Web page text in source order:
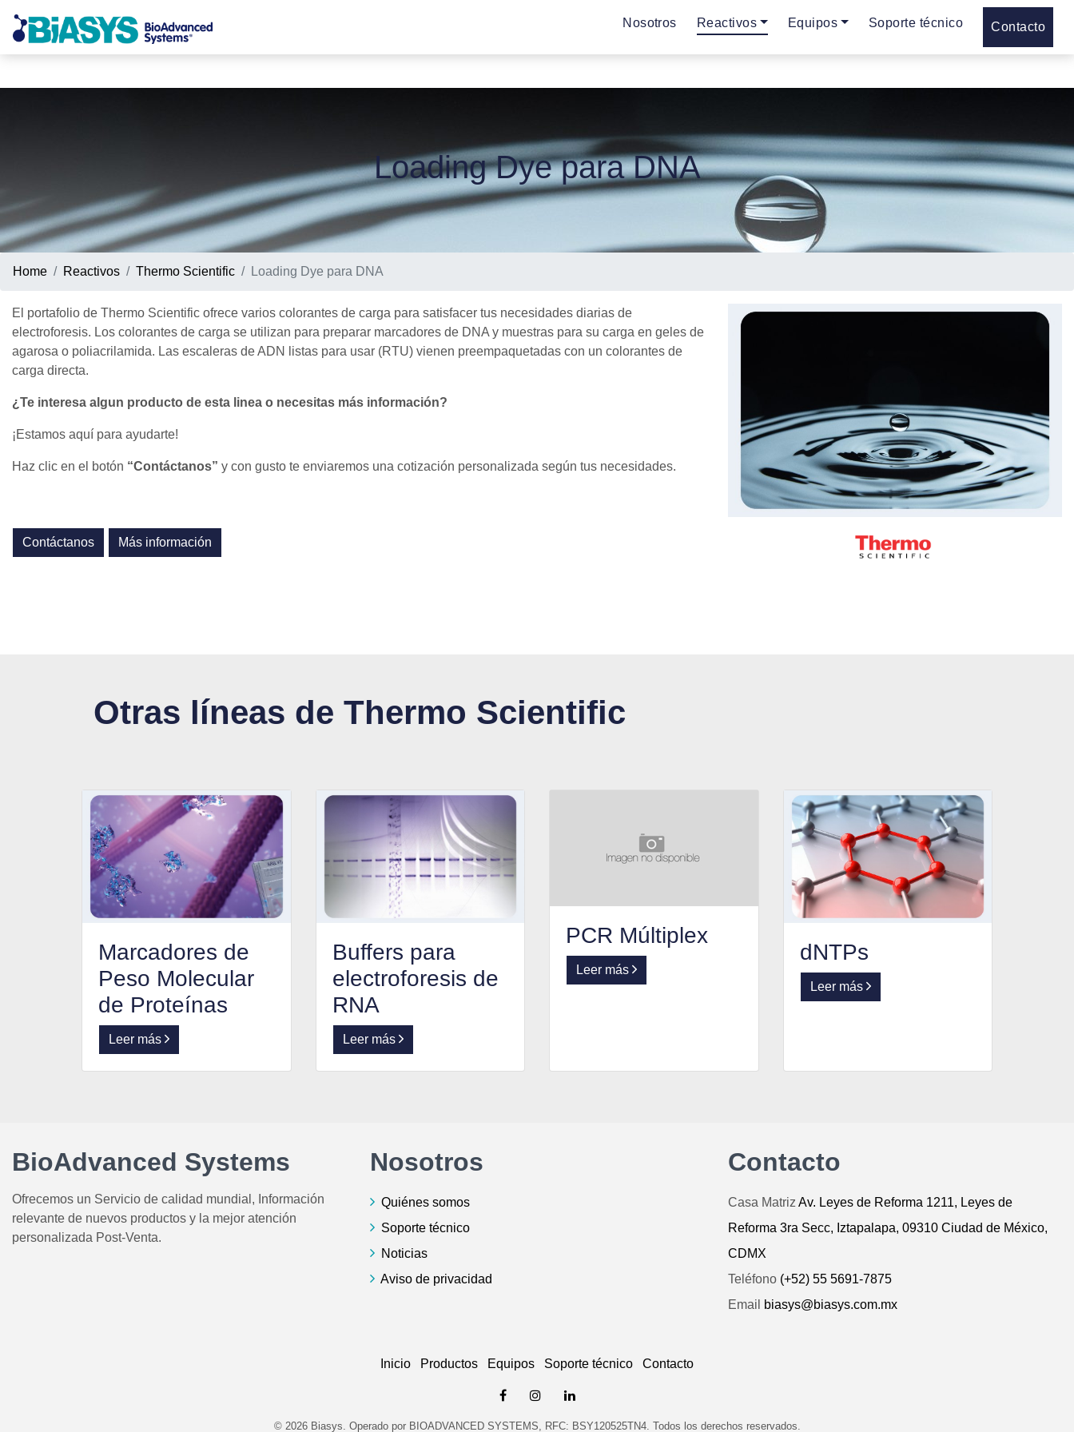
Nosotros Reactivos Equipos Soporte técnico Contacto
Loading Dye para DNA
Home Reactivos Thermo Scientific Loading Dye para DNA
El portafolio de Thermo Scientific ofrece varios colorantes de carga para satisfacer tus necesidades diarias de
electroforesis. Los colorantes de carga se utilizan para preparar marcadores de DNA y muestras para su carga en geles de
agarosa o poliacrilamida. Las escaleras de ADN listas para usar (RTU) vienen preempaquetadas con un colorantes de
carga directa.
¿Te interesa algun producto de esta linea o necesitas más información?
¡Estamos aquí para ayudarte!
Haz clic en el botón “Contáctanos” y con gusto te enviaremos una cotización personalizada según tus necesidades.
Contáctanos Más información
Otras líneas de Thermo Scientific
Marcadores de
Peso Molecular
de Proteínas
Leer más
Buffers para
electroforesis de
RNA
Leer más
PCR Múltiplex
Leer más
dNTPs
Leer más
BioAdvanced Systems
Ofrecemos un Servicio de calidad mundial, Información
relevante de nuevos productos y la mejor atención
personalizada Post-Venta.
Nosotros
Quiénes somos
Soporte técnico
Noticias
Aviso de privacidad
Contacto
Casa Matriz Av. Leyes de Reforma 1211, Leyes de
Reforma 3ra Secc, Iztapalapa, 09310 Ciudad de México,
CDMX
Teléfono (+52) 55 5691-7875
Email
biasys@biasys.com.mx
Inicio Productos Equipos Soporte técnico Contacto
© 2026 Biasys. Operado por BIOADVANCED SYSTEMS, RFC: BSY120525TN4. Todos los derechos reservados.